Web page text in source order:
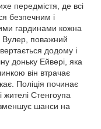
передмістя, де всі
безпечним і
гардинами кожна
Вулер, поважний
додому і
доньку Ейвері, яка
він втрачає
Поліція починає
жителі Стенгоупа
шанси на